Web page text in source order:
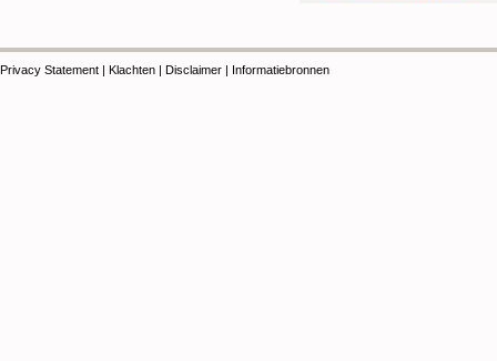
Privacy Statement | Klachten | Disclaimer | Informatiebronnen